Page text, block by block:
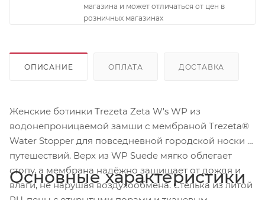
магазина и может отличаться от цен в
розничных магазинах
ОПИСАНИЕ ОПЛАТА ДОСТАВКА
Женские ботинки Trezeta Zeta W's WP из
водонепроницаемой замши с мембраной Trezeta®
Water Stopper для повседневной городской носки и
путешествий. Верх из WP Suede мягко облегает
стопу, а мембрана надёжно защищает от дождя и
влаги, не нарушая воздухообмена. Стелька из литой
Основные характеристики